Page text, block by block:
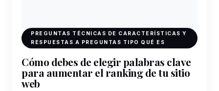
PREGUNTAS TÉCNICAS DE CARACTERÍSTICAS Y
RESPUESTAS A PREGUNTAS TIPO QUÉ ES
Cómo debes de elegir palabras clave
para aumentar el ranking de tu sitio
web